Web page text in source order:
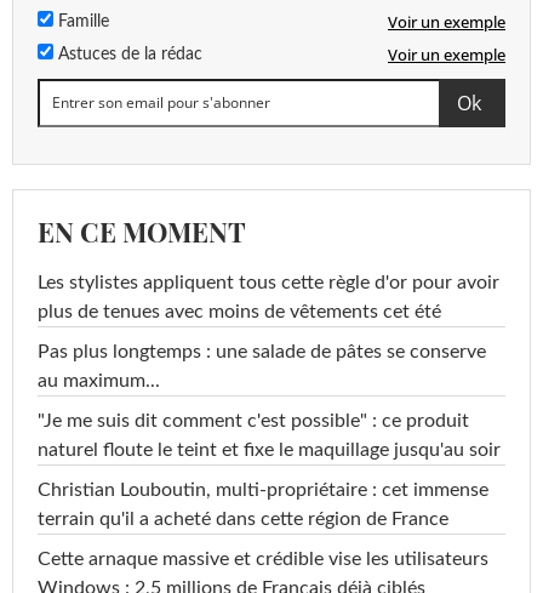
Famille Voir un exemple
Astuces de la rédac Voir un exemple
EN CE MOMENT
Les stylistes appliquent tous cette règle d'or pour avoir
plus de tenues avec moins de vêtements cet été
Pas plus longtemps : une salade de pâtes se conserve
au maximum...
"Je me suis dit comment c'est possible" : ce produit
naturel floute le teint et fixe le maquillage jusqu'au soir
Christian Louboutin, multi-propriétaire : cet immense
terrain qu'il a acheté dans cette région de France
Cette arnaque massive et crédible vise les utilisateurs
Windows : 2,5 millions de Français déjà ciblés